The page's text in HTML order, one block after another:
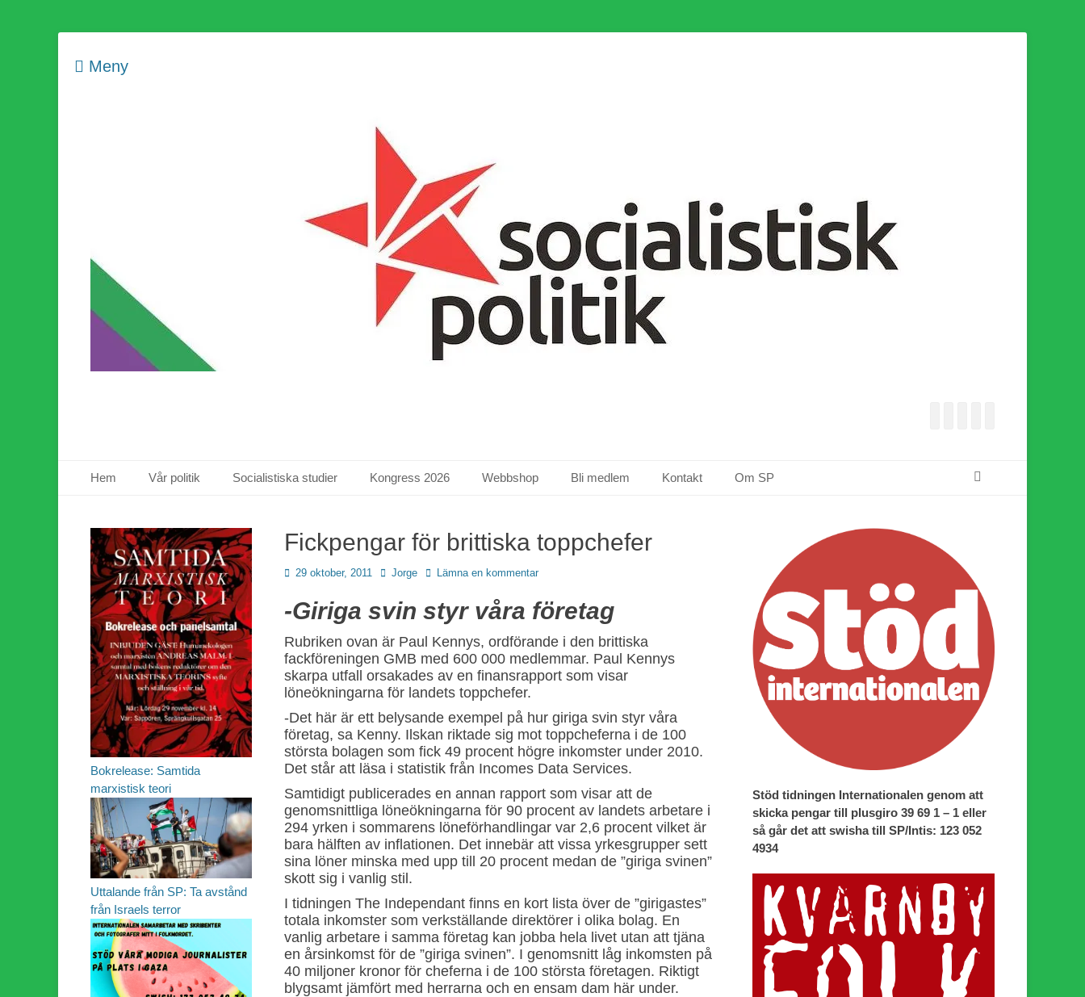
Meny
Primär meny
Hem Vår politik Socialistiska studier Kongress 2026 Webbshop Bli medlem Kontakt Om SP
Fickpengar för brittiska toppchefer
Publicerad
29 oktober, 2011 Författare
Jorge Lämna en kommentar
-Giriga svin styr våra företag
Rubriken ovan är Paul Kennys, ordförande i den brittiska
fackföreningen GMB med 600 000 medlemmar. Paul Kennys
skarpa utfall orsakades av en finansrapport som visar
löneökningarna för landets toppchefer.
-Det här är ett belysande exempel på hur giriga svin styr våra
företag, sa Kenny. Ilskan riktade sig mot toppcheferna i de 100
största bolagen som fick 49 procent högre inkomster under 2010.
Det står att läsa i statistik från Incomes Data Services.
Samtidigt publicerades en annan rapport som visar att de
genomsnittliga löneökningarna för 90 procent av landets arbetare i
294 yrken i sommarens löneförhandlingar var 2,6 procent vilket är
bara hälften av inflationen. Det innebär att vissa yrkesgrupper sett
sina löner minska med upp till 20 procent medan de ”giriga svinen”
skott sig i vanlig stil.
I tidningen The Independant finns en kort lista över de ”girigastes”
totala inkomster som verkställande direktörer i olika bolag. En
vanlig arbetare i samma företag kan jobba hela livet utan att tjäna
en årsinkomst för de ”giriga svinen”. I genomsnitt låg inkomsten på
40 miljoner kronor för cheferna i de 100 största företagen. Riktigt
blygsamt jämfört med herrarna och en ensam dam här under.
Stöd tidningen Internationalen genom att
skicka pengar till plusgiro 39 69 1 – 1 eller
så går det att swisha till SP/Intis: 123 052
4934
Bokrelease: Samtida
marxistisk teori
Uttalande från SP: Ta avstånd
från Israels terror